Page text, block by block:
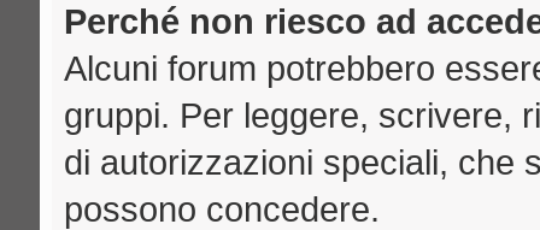
Perché non riesco ad
Alcuni forum potrebbero
gruppi. Per leggere, scrivere,
di autorizzazioni speciali, che
possono concedere.